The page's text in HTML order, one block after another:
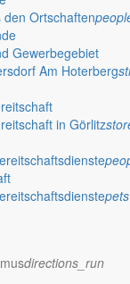
Ortschaften
Gewerbegebiet
Am Hoterberg
in Görlitz
pets
directions_run